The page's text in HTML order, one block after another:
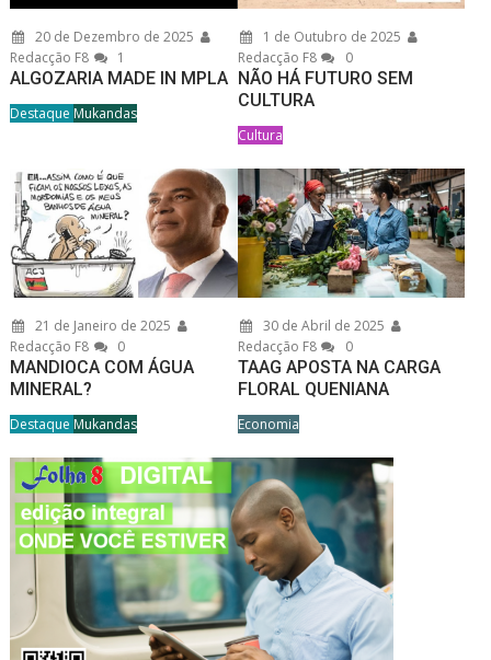
20 de Dezembro de 2025
Redacção F8
1
ALGOZARIA MADE IN MPLA
Destaque Mukandas
1 de Outubro de 2025
Redacção F8
0
NÃO HÁ FUTURO SEM
CULTURA
Cultura
21 de Janeiro de 2025
Redacção F8
0
MANDIOCA COM ÁGUA
MINERAL?
Destaque Mukandas
30 de Abril de 2025
Redacção F8
0
TAAG APOSTA NA CARGA
FLORAL QUENIANA
Economia